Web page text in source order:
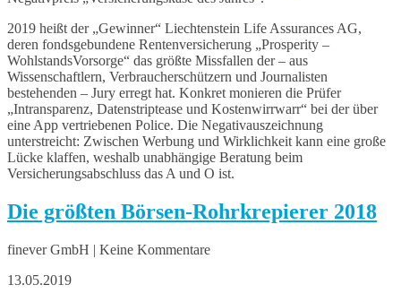
2019 heißt der „Gewinner“ Liechtenstein Life Assurances AG,
deren fondsgebundene Rentenversicherung „Prosperity –
WohlstandsVorsorge“ das größte Missfallen der – aus
Wissenschaftlern, Verbraucherschützern und Journalisten
bestehenden – Jury erregt hat. Konkret monieren die Prüfer
„Intransparenz, Datenstriptease und Kostenwirrwarr“ bei der über
eine App vertriebenen Police. Die Negativauszeichnung
unterstreicht: Zwischen Werbung und Wirklichkeit kann eine große
Lücke klaffen, weshalb unabhängige Beratung beim
Versicherungsabschluss das A und O ist.
Die größten Börsen-Rohrkrepierer 2018
finever GmbH | Keine Kommentare
13.05.2019